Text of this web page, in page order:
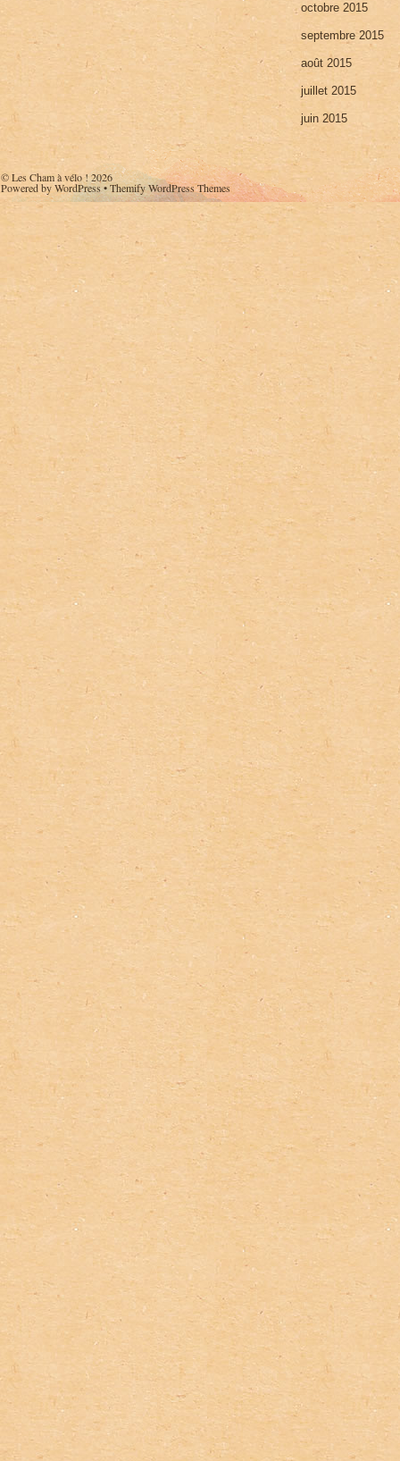
octobre 2015
septembre 2015
août 2015
juillet 2015
juin 2015
©Les Cham à vélo !2026
Powered byWordPress•Themify WordPress Themes